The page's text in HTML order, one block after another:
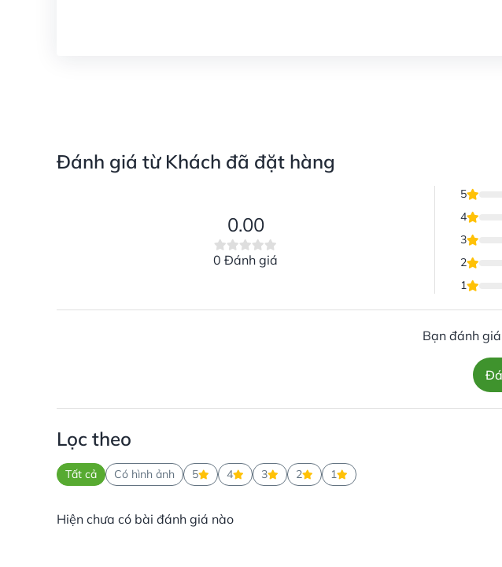
Đánh giá từ Khách đã đặt hàng
0.00
0 Đánh giá
5
4
3
2
1
Bạn đánh
Lọc theo
Tất cả Có hình ảnh 5 4 3 2 1
Hiện chưa có bài đánh giá nào